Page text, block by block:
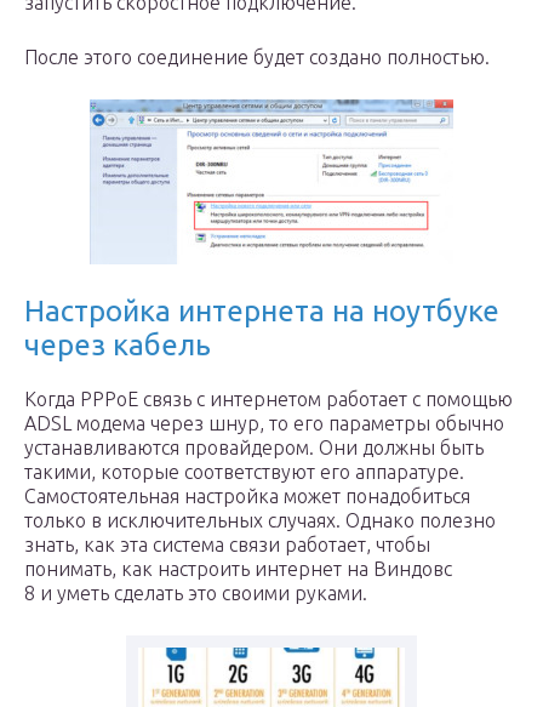
После этого соединение будет создано полностью.
Настройка интернета на ноутбуке
через кабель
Когда PPPoE связь с интернетом работает с помощью
ADSL модема через шнур, то его параметры обычно
устанавливаются провайдером. Они должны быть
такими, которые соответствуют его аппаратуре.
Самостоятельная настройка может понадобиться
только в исключительных случаях. Однако полезно
знать, как эта система связи работает, чтобы
понимать, как настроить интернет на Виндовс
8 и уметь сделать это своими руками.